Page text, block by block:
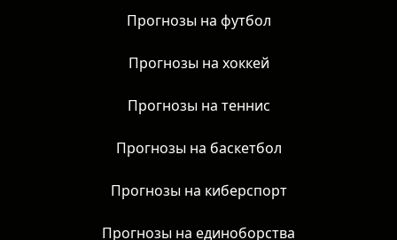
Прогнозы на футбол
Прогнозы на хоккей
Прогнозы на теннис
Прогнозы на баскетбол
Прогнозы на киберспорт
Прогнозы на единоборства